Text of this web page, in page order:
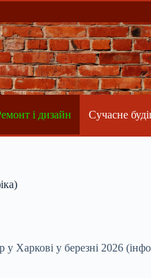
і дизайн Сучасне
Харкові у березні 2026